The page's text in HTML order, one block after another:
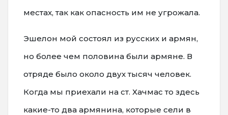
местах, так как опасность им не угрожала.
Эшелон мой состоял из русских и армян,
но более чем половина были армяне. В
отряде было около двух тысяч человек.
Когда мы приехали на ст. Хачмас то здесь
какие-то два армянина, которые сели в